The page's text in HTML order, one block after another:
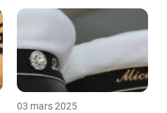
03 mars 2025